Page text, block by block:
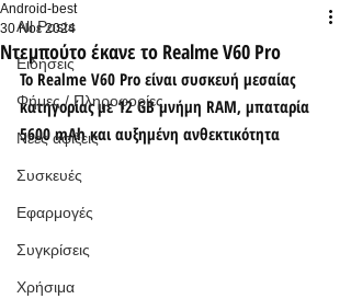
All Posts
Ειδήσεις
Φήμες / Πληροφορίες
Νέες αφίξεις
Συσκευές
Εφαρμογές
Συγκρίσεις
Χρήσιμα
Ντεμπούτο έκανε το Realme V60 Pro
Android-best
30 Νοε 2024
Το Realme V60 Pro είναι συσκευή μεσαίας
κατηγορίας με 12 GB μνήμη RAM, μπαταρία
5600 mAh και αυξημένη ανθεκτικότητα